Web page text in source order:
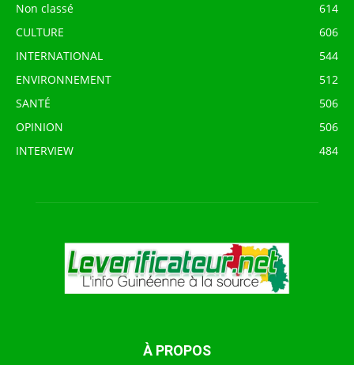
Non classé
614
CULTURE
606
INTERNATIONAL
544
ENVIRONNEMENT
512
SANTÉ
506
OPINION
506
INTERVIEW
484
À PROPOS